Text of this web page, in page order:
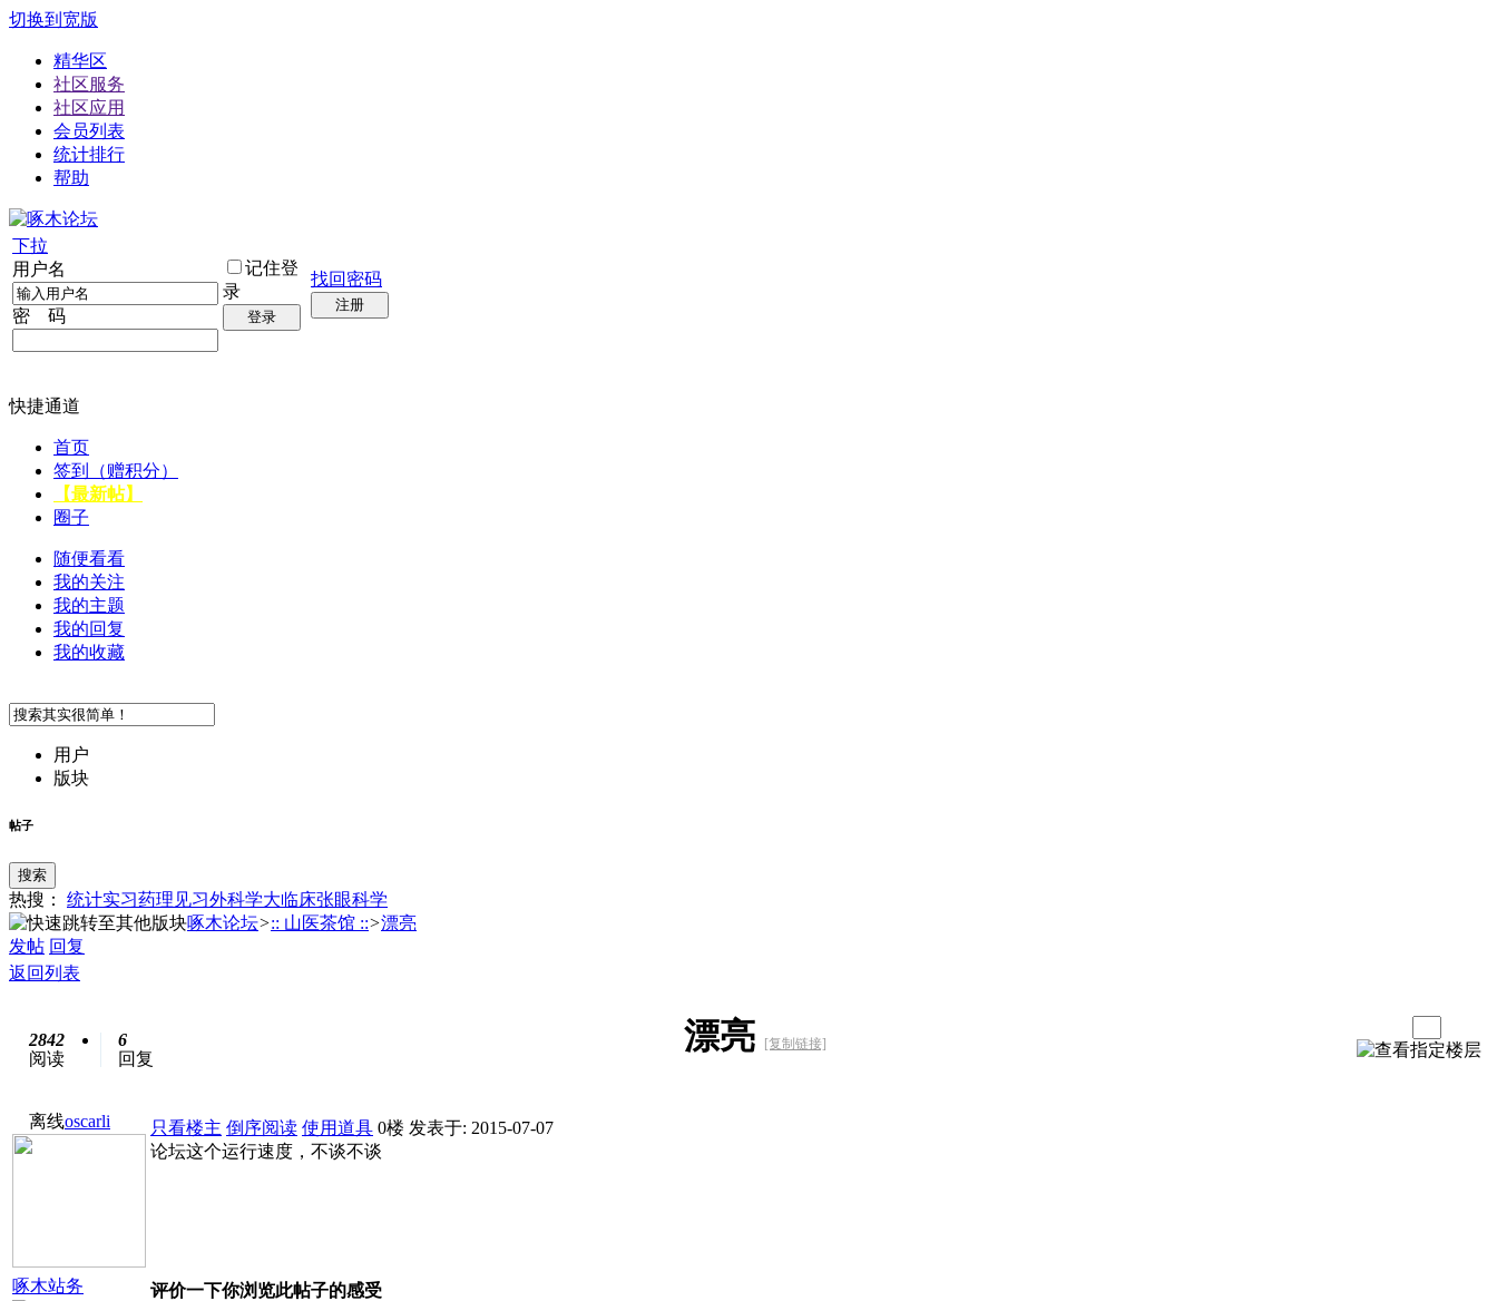
切换到宽版
精华区
社区服务
社区应用
会员列表
统计排行
帮助
下拉
用户名
密 码
记住登
录
登录
找回密码
注册
快捷通道
首页
签到（赠积分）
【最新帖】
圈子
随便看看
我的关注
我的主题
我的回复
我的收藏
用户
版块
帖子
搜索
热搜： 统计实习药理 见习外科学大临床张眼科学
啄木论坛>:: 山医茶馆 ::>漂亮
发帖 回复
返回列表
2842
阅读
6
回复
漂亮 [复制链接]
离线oscarli
啄木站务
只看楼主 倒序阅读 使用道具 0楼 发表于: 2015-07-07
论坛这个运行速度，不谈不谈
评价一下你浏览此帖子的感受